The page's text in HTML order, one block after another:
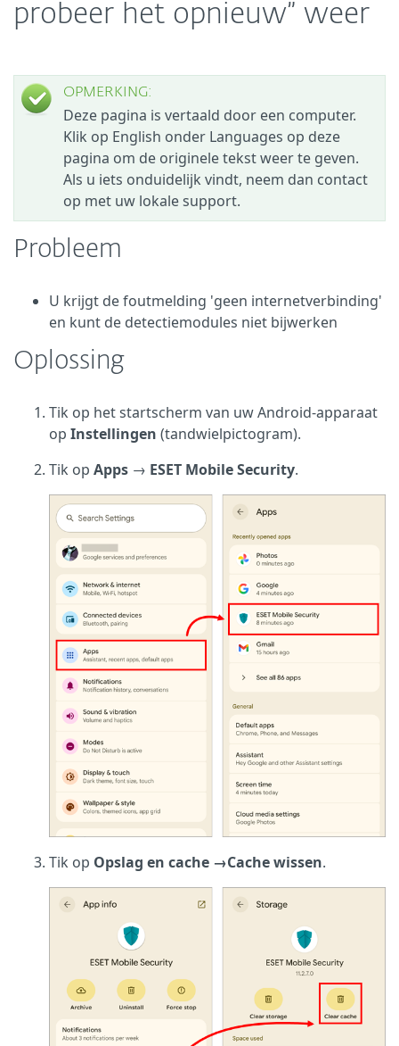
probeer het opnieuw” weer
OPMERKING:
Deze pagina is vertaald door een computer.
Klik op English onder Languages op deze
pagina om de originele tekst weer te geven.
Als u iets onduidelijk vindt, neem dan contact
op met uw lokale support.
Probleem
U krijgt de foutmelding 'geen internetverbinding'
en kunt de detectiemodules niet bijwerken
Oplossing
Tik op het startscherm van uw Android-apparaat
op Instellingen (tandwielpictogram).
Tik op Apps → ESET Mobile Security.
Tik op Opslag en cache →Cache wissen.